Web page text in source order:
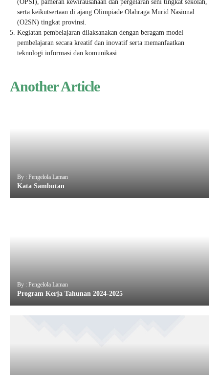
(OPSI), pameran kewirausahaan dan pergelaran seni tingkat sekolah,
serta keikutsertaan di ajang Olimpiade Olahraga Murid Nasional
(O2SN) tingkat provinsi.
Kegiatan pembelajaran dilaksanakan dengan beragam model
pembelajaran secara kreatif dan inovatif serta memanfaatkan
teknologi informasi dan komunikasi.
Another Article
By : Pengelola Laman
Kata Sambutan
By : Pengelola Laman
Program Kerja Tahunan 2024-2025